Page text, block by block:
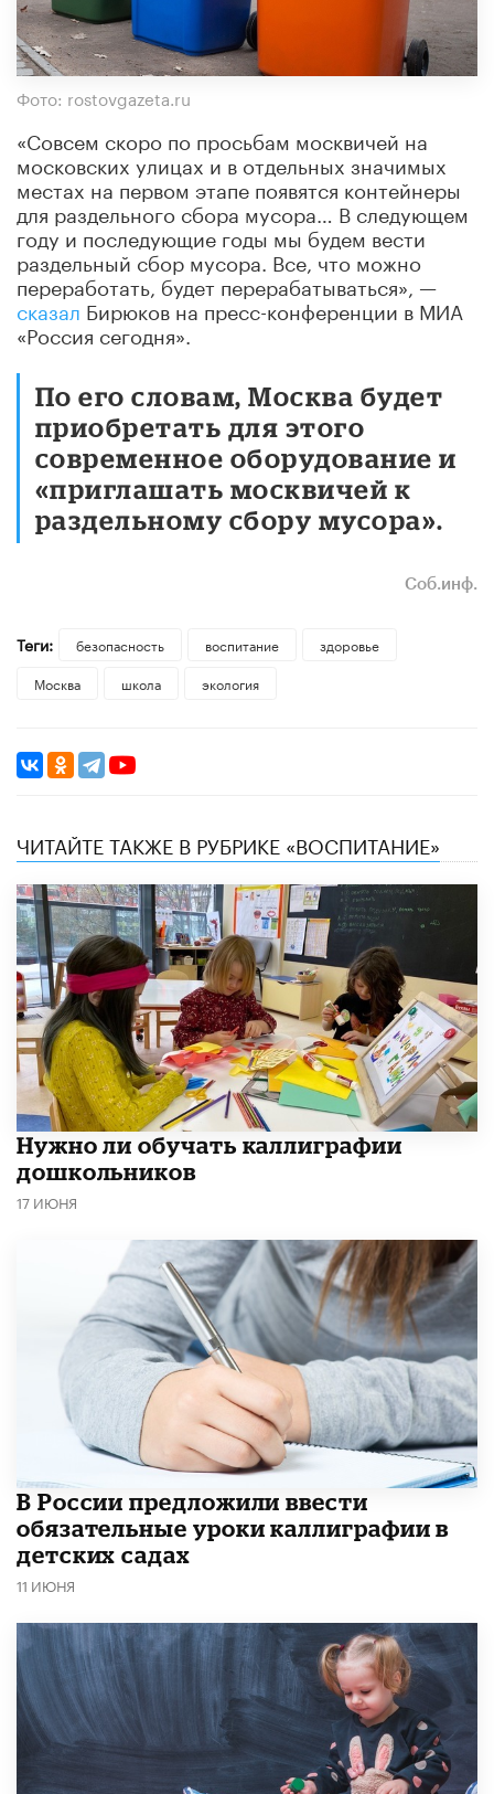
Фото: rostovgazeta.ru
«Совсем скоро по просьбам москвичей на
московских улицах и в отдельных значимых
местах на первом этапе появятся контейнеры
для раздельного сбора мусора… В следующем
году и последующие годы мы будем вести
раздельный сбор мусора. Все, что можно
переработать, будет перерабатываться», —
сказал Бирюков на пресс-конференции в МИА
«Россия сегодня».
По его словам, Москва будет
приобретать для этого
современное оборудование и
«приглашать москвичей к
раздельному сбору мусора».
Соб.инф.
Теги: безопасность воспитание
здоровье
Москва
школа экология
ЧИТАЙТЕ ТАКЖЕ В РУБРИКЕ «ВОСПИТАНИЕ»
Нужно ли обучать каллиграфии
дошкольников
17 ИЮНЯ
В России предложили ввести
обязательные уроки каллиграфии в
детских садах
11 ИЮНЯ